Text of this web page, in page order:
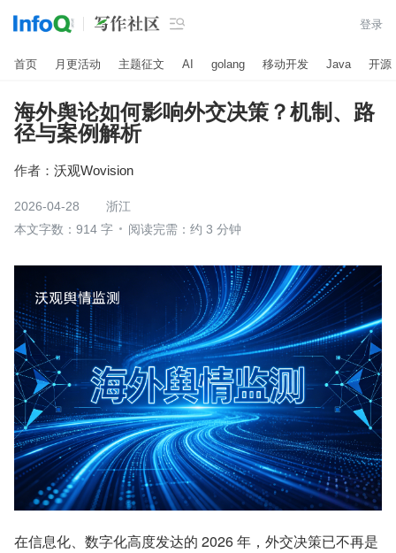
 登录
首页 月更活动 主题征文 AI golang 移动开发 Java 开源
海外舆论如何影响外交决策？机制、路
径与案例解析
作者： 沃观Wovision
2026-04-28
浙江
本文字数：914 字
阅读完需：约 3 分钟
在信息化、数字化高度发达的 2026 年，外交决策已不再是